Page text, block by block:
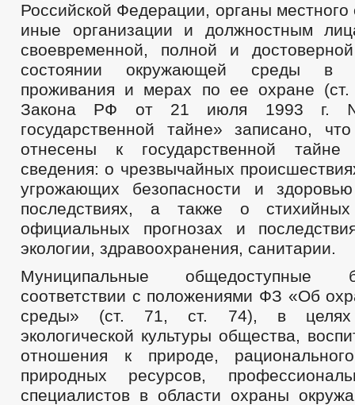
Российской Федерации, органы
иные организации и должностным
своевременной, полной и
состоянии окружающей среды в
проживания и мерах по ее охране
Закона РФ от 21 июля 1993
государственной тайне» записано,
отнесены к государственной
сведения: о чрезвычайных
угрожающих безопасности и
последствиях, а также о
официальных прогнозах и
экологии, здравоохранения, санитарии.
Муниципальные общедоступные
соответствии с положениями ФЗ «Об
среды» (ст. 71, ст. 74), в целях
экологической культуры общества,
отношения к природе,
природных ресурсов,
специалистов в области охраны